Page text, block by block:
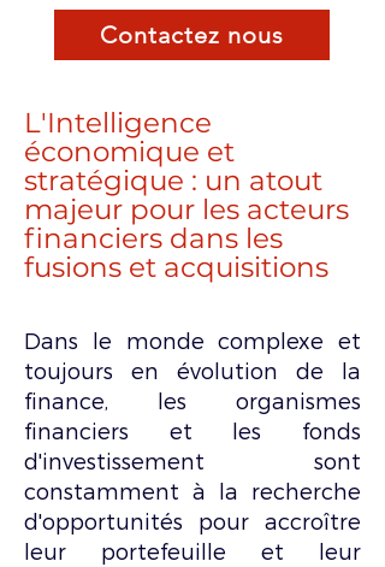
Contactez nous
L'Intelligence
économique et
stratégique : un atout
majeur pour les acteurs
financiers dans les
fusions et acquisitions
Dans le monde complexe et
toujours en évolution de la
finance, les organismes
financiers et les fonds
d'investissement sont
constamment à la recherche
d'opportunités pour accroître
leur portefeuille et leur